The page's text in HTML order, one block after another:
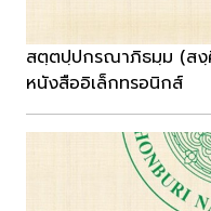
สตฺตปฺปกรณาภิธมฺม (ส
หนังสืออิเล็กทรอนิกส์